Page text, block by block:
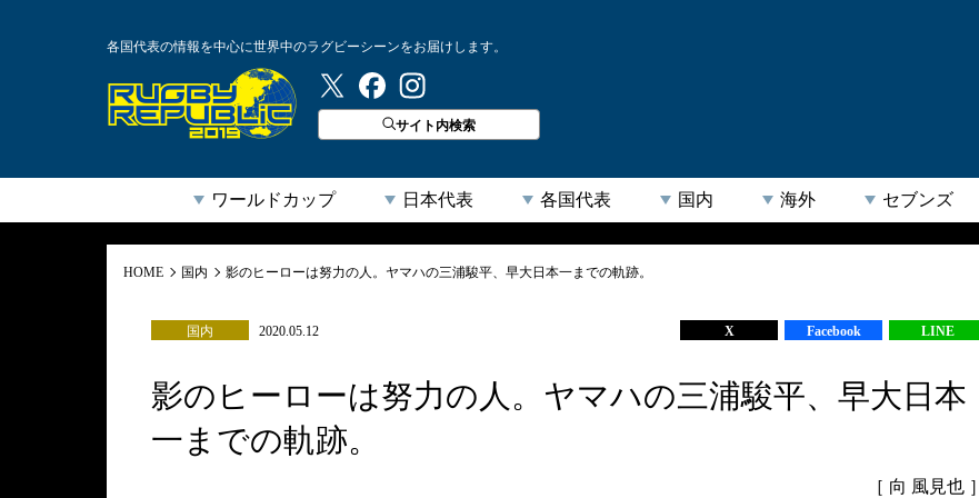
各国代表の情報を中心に世界中のラグビーシーンをお届けします。
ラグビーリパブリック
サイト内検索
ワールドカップ 日本代表 各国代表 国内 海外 セブンズ
HOME 国内 影のヒーローは努力の人。ヤマハの三浦駿平、早大日本一までの軌跡。
国内 2020.05.12 X Facebook LINE
影のヒーローは努力の人。ヤマハの三浦駿平、早大日本
一までの軌跡。
［ 向 風見也 ］